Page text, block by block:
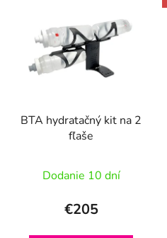
BTA hydratačný kit na 2
fľaše
Dodanie 10 dní
€205